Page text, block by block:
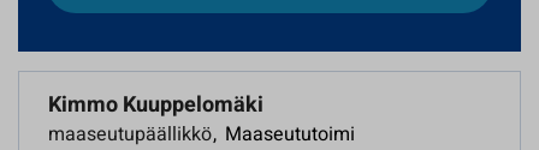
Kimmo Kuuppelomäki
maaseutupäällikkö, Maaseututoimi